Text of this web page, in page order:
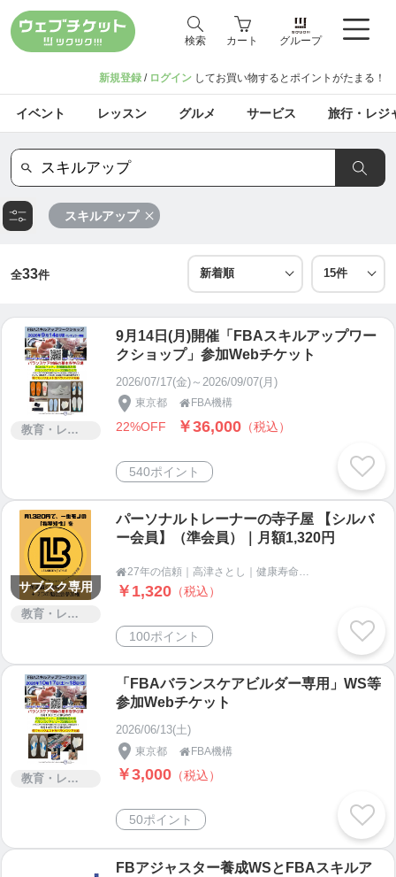
検索 カート グループ
新規登録 / ログイン してお買い物するとポイントがたまる！
イベント レッスン グルメ サービス 旅行・レジ
スキルアップ
全33件
教育・レッスン・講習
9月14日(月)開催「FBAスキルアップワー
クショップ」参加Webチケット
2026/07/17(金)～2026/09/07(月)
東京都  FBA機構
22%OFF ￥36,000 （税込）
540ポイント
サブスク専用
教育・レッスン・講習
パーソナルトレーナーの寺子屋 【シルバ
ー会員】（準会員）｜月額1,320円

￥1,320 （税込）
100ポイント
教育・レッスン・講習
「FBAバランスケアビルダー専用」WS等
参加Webチケット
2026/06/13(土)
東京都 FBA機構
￥3,000 （税込）
50ポイント
FBアジャスター養成WSとFBAスキルア